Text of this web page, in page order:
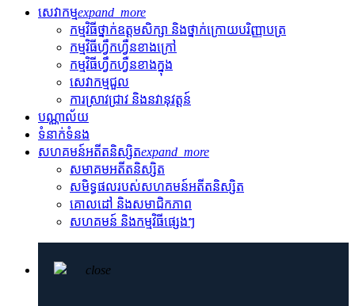
សេវាកម្មexpand_more
កម្មវិធីថ្នាក់​ឧត្តមសិក្សា និង​ថ្នាក់​ក្រោយ​បរិញ្ញាបត្រ
កម្មវិធីហ្វឹកហ្វឺនខាងក្រៅ
កម្មវិធីហ្វឹកហ្វឺនខាងក្នុង
សេវាកម្មជួល
ការស្រាវជ្រាវ និងនវានុវត្តន៍
បណ្ណាល័យ
ទំនាក់ទំនង
សហគមន៍អតីតនិស្សិតexpand_more
សមាគមអតីតនិស្សិត
សមិទ្ធផលរបស់សហគមន៍អតីតនិស្សិត
គោលដៅ និងសមាជិកភាព
សហគមន៍ និងកម្មវិធីផ្សេងៗ
close